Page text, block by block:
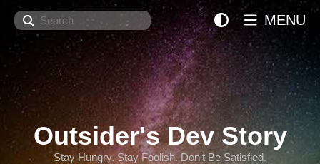
Search
Outsider's Dev Story
Stay Hungry. Stay Foolish. Don't Be Satisfied.
MENU